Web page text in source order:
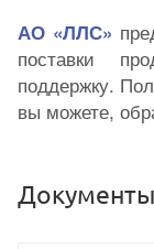
АО «ЛЛС»
поставки
поддержку.
вы можете,
Документы